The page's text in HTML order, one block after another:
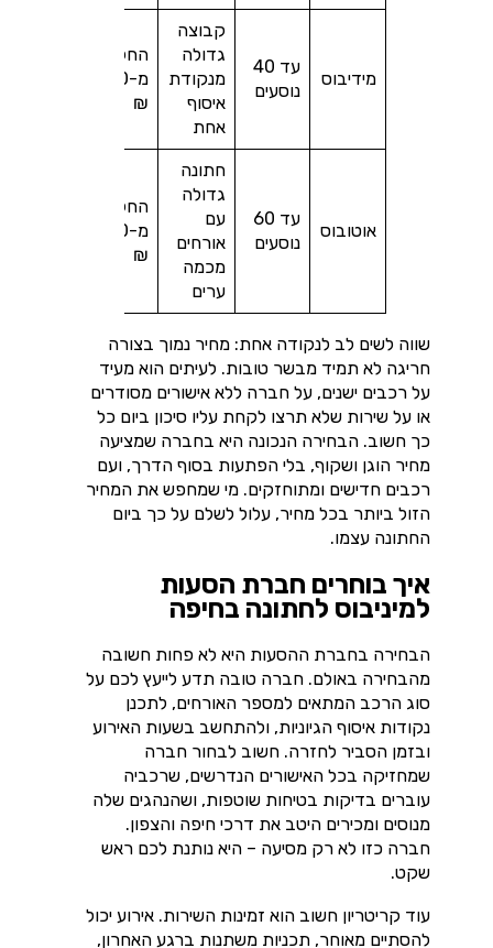
מידיבוס
עד 40
נוסעים
קבוצה
גדולה
מנקודת
איסוף
אחת
החל
מ-1,400
₪
אוטובוס
עד 60
נוסעים
חתונה
גדולה
עם
אורחים
מכמה
ערים
החל
מ-1,800
₪
שווה לשים לב לנקודה אחת: מחיר נמוך בצורה
חריגה לא תמיד מבשר טובות. לעיתים הוא מעיד
על רכבים ישנים, על חברה ללא אישורים מסודרים
או על שירות שלא תרצו לקחת עליו סיכון ביום כל
כך חשוב. הבחירה הנכונה היא בחברה שמציעה
מחיר הוגן ושקוף, בלי הפתעות בסוף הדרך, ועם
רכבים חדישים ומתוחזקים. מי שמחפש את המחיר
הזול ביותר בכל מחיר, עלול לשלם על כך ביום
החתונה עצמו.
איך בוחרים חברת הסעות
למיניבוס לחתונה בחיפה
הבחירה בחברת ההסעות היא לא פחות חשובה
מהבחירה באולם. חברה טובה תדע לייעץ לכם על
סוג הרכב המתאים למספר האורחים, לתכנן
נקודות איסוף הגיוניות, ולהתחשב בשעות האירוע
ובזמן הסביר לחזרה. חשוב לבחור חברה
שמחזיקה בכל האישורים הנדרשים, שרכביה
עוברים בדיקות בטיחות שוטפות, ושהנהגים שלה
מנוסים ומכירים היטב את דרכי חיפה והצפון.
חברה כזו לא רק מסיעה – היא נותנת לכם ראש
שקט.
עוד קריטריון חשוב הוא זמינות השירות. אירוע יכול
להסתיים מאוחר, תכניות משתנות ברגע האחרון,